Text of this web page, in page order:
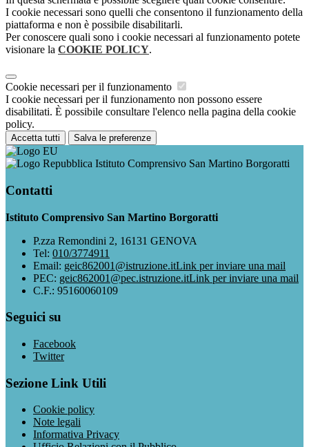
I cookie necessari sono quelli che consentono il funzionamento della
piattaforma e non è possibile disabilitarli.
Per conoscere quali sono i cookie necessari al funzionamento potete
visionare la COOKIE POLICY.
Cookie necessari per il funzionamento
I cookie necessari per il funzionamento non possono essere
disabilitati. È possibile consultare l'elenco nella pagina della cookie
policy.
Accetta tutti Salva le preferenze
Istituto Comprensivo San Martino Borgoratti
Contatti
Istituto Comprensivo San Martino Borgoratti
P.zza Remondini 2, 16131 GENOVA
Tel: 010/3774911
Email: geic862001@istruzione.itLink per inviare una mail
PEC: geic862001@pec.istruzione.itLink per inviare una mail
C.F.: 95160060109
Seguici su
Facebook
Twitter
Sezione Link Utili
Cookie policy
Note legali
Informativa Privacy